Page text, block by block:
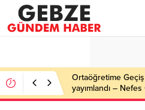
Ortaöğretime
yayımlandı –